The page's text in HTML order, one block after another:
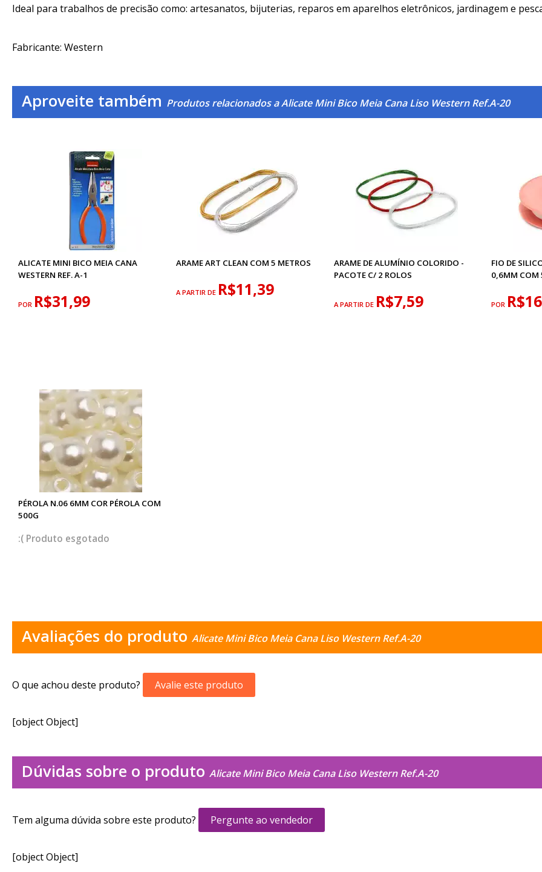
Ideal para trabalhos de precisão como: artesanatos, bijuterias, reparos em aparelhos eletrônicos, jardinagem e
Fabricante: Western
Aproveite também Produtos relacionados a Alicate Mini Bico Meia Cana Liso Western Ref.A-20
ALICATE MINI BICO MEIA CANA
WESTERN REF. A-1
POR R$31,99
ARAME ART CLEAN COM 5 METROS
A PARTIR DE R$11,39
ARAME DE ALUMÍNIO COLORIDO -
PACOTE C/ 2 ROLOS
A PARTIR DE R$7,59
FIO DE
0,6MM COM
POR
PÉROLA N.06 6MM COR PÉROLA COM
500G
esgotado
Avaliações do produto Alicate Mini Bico Meia Cana Liso Western Ref.A-20
O que achou deste produto? Avalie este produto
[object Object]
Dúvidas sobre o produto Alicate Mini Bico Meia Cana Liso Western Ref.A-20
Tem alguma dúvida sobre este produto? Pergunte ao vendedor
[object Object]